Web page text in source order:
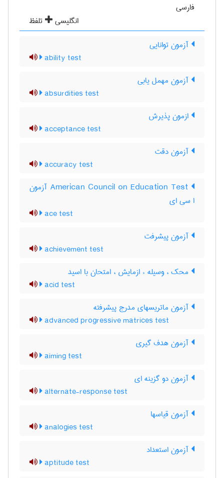
فارسی
انگلیسی
تلفظ
آزمون توانایی
ability test
آزمون مهمل یابی
absurdities test
ازمون پذیرش
acceptance test
آزمون دقت
accuracy test
‎American Council on Education Test آزمون
ا سی ای
ace test
آزمون پيشرفت
achievement test
محک ، وسیله ء ازمایش ، امتحان با اسید
acid test
آزمون ماتریسهای مدرج پیشرفته
advanced progressive matrices test
آزمون هدف گیری
aiming test
آزمون دو گزینه ای
alternate-response test
آزمون قیاسها
analogies test
آزمون استعداد
aptitude test